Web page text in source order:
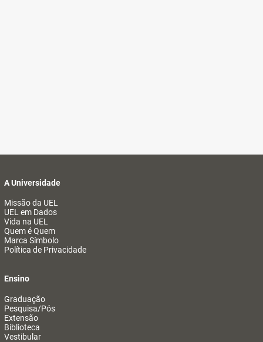
A Universidade
Missão da UEL
UEL em Dados
Vida na UEL
Quem é Quem
Marca Símbolo
Política de Privacidade
Ensino
Graduação
Pesquisa/Pós
Extensão
Biblioteca
Vestibular